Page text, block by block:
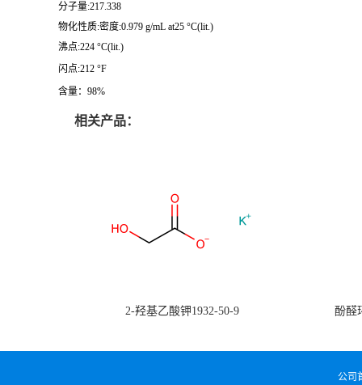
分子量:217.338
物化性质:密度:0.979 g/mL at25 °C(lit.)
沸点:224 °C(lit.)
闪点:212 °F
含量：98%
相关产品：
2-羟基乙酸钾1932-50-9 酚醛
公司